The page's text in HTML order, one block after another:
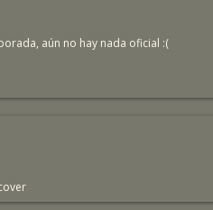
aún no hay nada oficial :(